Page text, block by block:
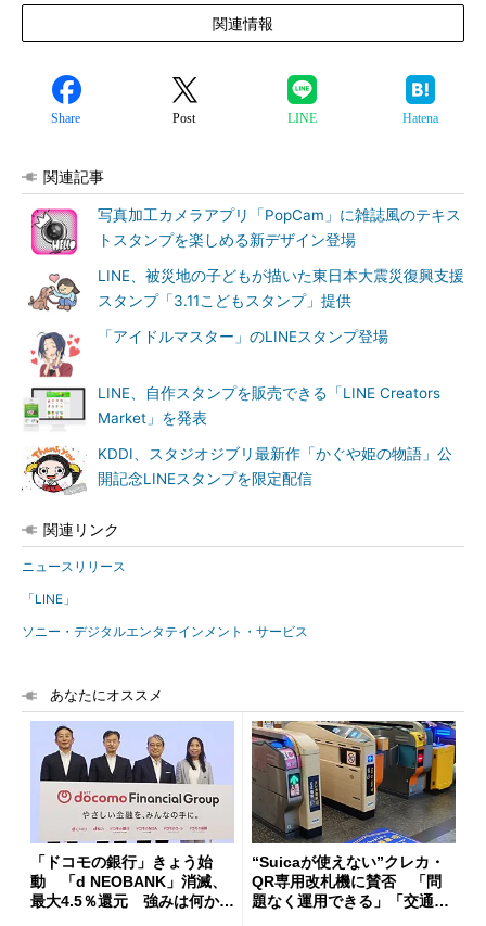
関連情報
Share Post LINE Hatena
関連記事
写真加工カメラアプリ「PopCam」に雑誌風のテキス
トスタンプを楽しめる新デザイン登場
LINE、被災地の子どもが描いた東日本大震災復興支援
スタンプ「3.11こどもスタンプ」提供
「アイドルマスター」のLINEスタンプ登場
LINE、自作スタンプを販売できる「LINE Creators
Market」を発表
KDDI、スタジオジブリ最新作「かぐや姫の物語」公
開記念LINEスタンプを限定配信
関連リンク
ニュースリリース
「LINE」
ソニー・デジタルエンタテインメント・サービス
あなたにオススメ
「ドコモの銀行」きょう始
動 「d NEOBANK」消滅、
最大4.5％還元 強みは何か解
“Suicaが使えない”クレカ・
QR専用改札機に賛否 「問
題なく運用できる」「交通系I